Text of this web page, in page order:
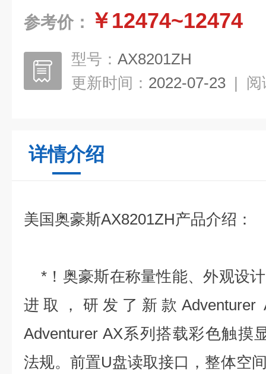
参考价： ￥12474~12474
型号： AX8201ZH
更新时间： 2022-07-23 | 阅
详情介绍
美国奥豪斯AX8201ZH产品介绍：
*！奥豪斯在称量性能、外观设
进取，研发了新款
Adventurer AX系列搭载彩色触摸
法规。前置U盘读取接口，整体空